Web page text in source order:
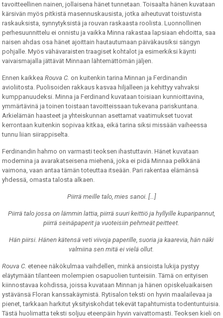
tavoitteellinen nainen, jollaisena hänet tunnetaan. Toisaalta hänen kuvataan
kärsivän myös pitkistä masennuskausista, jotka aiheutuvat toistuvista
raskauksista, synnytyksistä ja rouvan raskaasta roolista. Luonnollinen
perhesuunnittelu ei onnistu ja vaikka Minna rakastaa lapsiaan ehdoitta, saa
naisen ahdas osa hänet ajoittain hautautumaan päiväkausiksi sängyn
pohjalle. Myös vähävaraisten traagiset kohtalot ja esimerkiksi käynti
vaivaismajalla jättävät Minnaan lähtemättömän jäljen.
Ennen kaikkeaRouva C. on kuitenkin tarina Minnan ja Ferdinandin
avioliitosta. Puolisoiden rakkaus kasvaa hiljalleen ja kehittyy vahvaksi
kumppanuudeksi. Minna ja Ferdinand kuvataan toisiaan kunnioittavina,
ymmärtävinä ja toinen toistaan tavoitteissaan tukevana pariskuntana.
Arkielämän haasteet ja yhteiskunnan asettamat vaatimukset tuovat
kerrontaan kuitenkin sopivaa kitkaa, eikä tarina siksi missään vaiheessa
tunnu liian siirappiselta.
Ferdinandin hahmo on varmasti teoksen ihastuttavin. Hänet kuvataan
modernina ja avarakatseisena miehenä, joka ei pidä Minnaa pelkkänä
vaimona, vaan antaa tämän toteuttaa itseään. Pari rakentaa elämänsä
yhdessä, omasta talosta alkaen.
Piirrä meille talo, mies sanoi. […]
Piirrä talo jossa on lämmin lattia, piirrä suuri keittiö ja hyllyille kuparipannut,
piirrä seinäpaperit ja vuoteisiin pehmeät peitteet.
Hän piirsi. Hänen kätensä veti viivoja paperille, suoria ja kaarevia, hän näki
valmiina sen mitä ei vielä ollut.
Rouva C. etenee näkökulmaa vaihdellen, minkä ansioista lukija pystyy
eläytymään tilanteen molempien osapuolien tunteisiin. Tämä on erityisen
kiinnostavaa kohdissa, joissa kuvataan Minnan ja hänen opiskeluaikaisen
ystävänsä Floran kanssakäymistä. Rytisalon teksti on hyvin maalailevaa ja
pienet, tarkkaan harkitut yksityiskohdat tekevät tapahtumista todentuntuisia.
Tästä huolimatta teksti soljuu eteenpäin hyvin vaivattomasti. Teoksen kieli on